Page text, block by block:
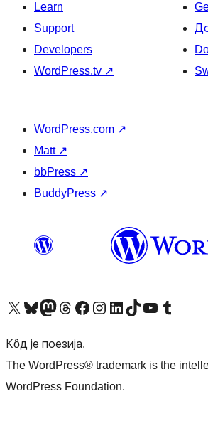
Learn
Support
Developers
WordPress.tv ↗
WordPress.com ↗
Matt ↗
bbPress ↗
BuddyPress ↗
Visit our X (formerly Twitter) account
Посетите наш Bluesky налог
Visit our Mastodon account
Посетите наш налог на Threads-у Visit our Facebook pageПосетите наш Инстаграм налог
Visit our LinkedIn account
Посетите наш TikTok налог
Visit our YouTube channel
Посетите наш Tumblr налог
Кôд је поезија.
The WordPress® trademark is the
WordPress Foundation.